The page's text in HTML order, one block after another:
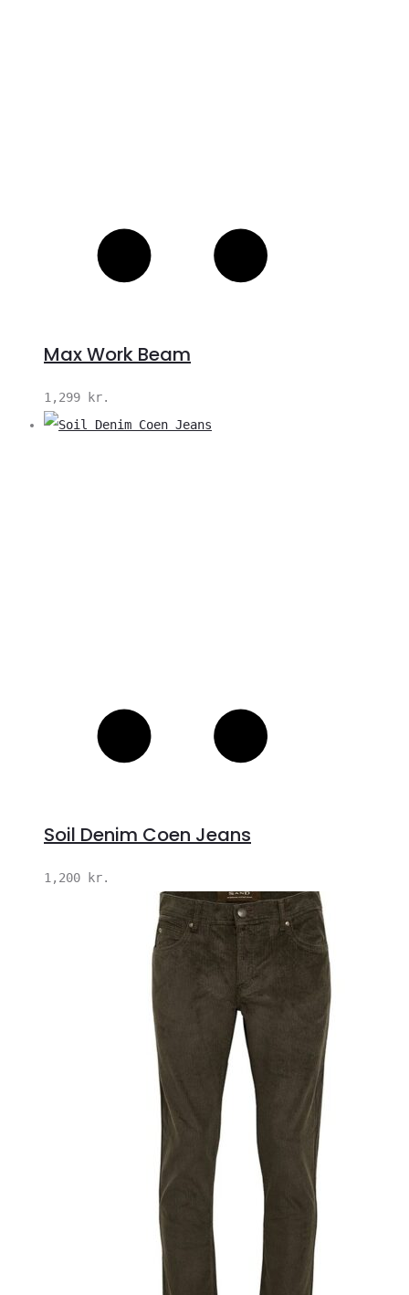
Max Work Beam
1,299 kr.
Soil Denim Coen Jeans
1,200 kr.